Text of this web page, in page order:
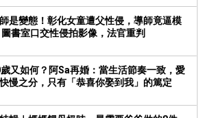
是變態！彰化女童遭父性侵，導師竟逼模
書室口交性侵拍影像，法官重判
又如何？阿Sa再婚：當生活節奏一致，愛
慢之分，只有「恭喜你娶到我」的篤定